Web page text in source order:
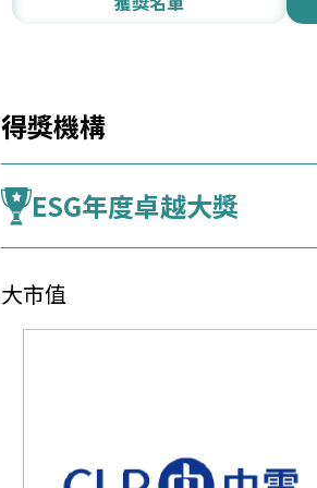
得獎機構
ESG年度卓越大獎
大市值